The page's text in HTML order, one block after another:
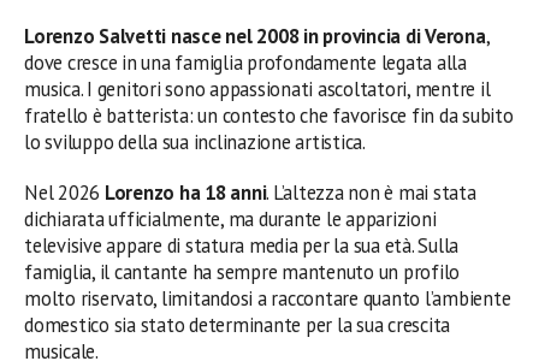
Lorenzo Salvetti nasce nel 2008 in provincia di Verona,
dove cresce in una famiglia profondamente legata alla
musica. I genitori sono appassionati ascoltatori, mentre il
fratello è batterista: un contesto che favorisce fin da subito
lo sviluppo della sua inclinazione artistica.
Nel 2026 Lorenzo ha 18 anni. L’altezza non è mai stata
dichiarata ufficialmente, ma durante le apparizioni
televisive appare di statura media per la sua età. Sulla
famiglia, il cantante ha sempre mantenuto un profilo
molto riservato, limitandosi a raccontare quanto l’ambiente
domestico sia stato determinante per la sua crescita
musicale.